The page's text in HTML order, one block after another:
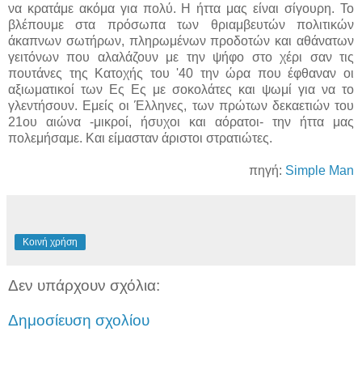
να κρατάμε ακόμα για πολύ. Η ήττα μας είναι σίγουρη. Το
βλέπουμε στα πρόσωπα των θριαμβευτών πολιτικών
άκαπνων σωτήρων, πληρωμένων προδοτών και αθάνατων
γειτόνων που αλαλάζουν με την ψήφο στο χέρι σαν τις
πουτάνες της Κατοχής του '40 την ώρα που έφθαναν οι
αξιωματικοί των Ες Ες με σοκολάτες και ψωμί για να το
γλεντήσουν. Εμείς οι Έλληνες, των πρώτων δεκαετιών του
21ου αιώνα -μικροί, ήσυχοι και αόρατοι- την ήττα μας
πολεμήσαμε. Και είμασταν άριστοι στρατιώτες.
πηγή: Simple Man
Κοινή χρήση
Δεν υπάρχουν σχόλια:
Δημοσίευση σχολίου